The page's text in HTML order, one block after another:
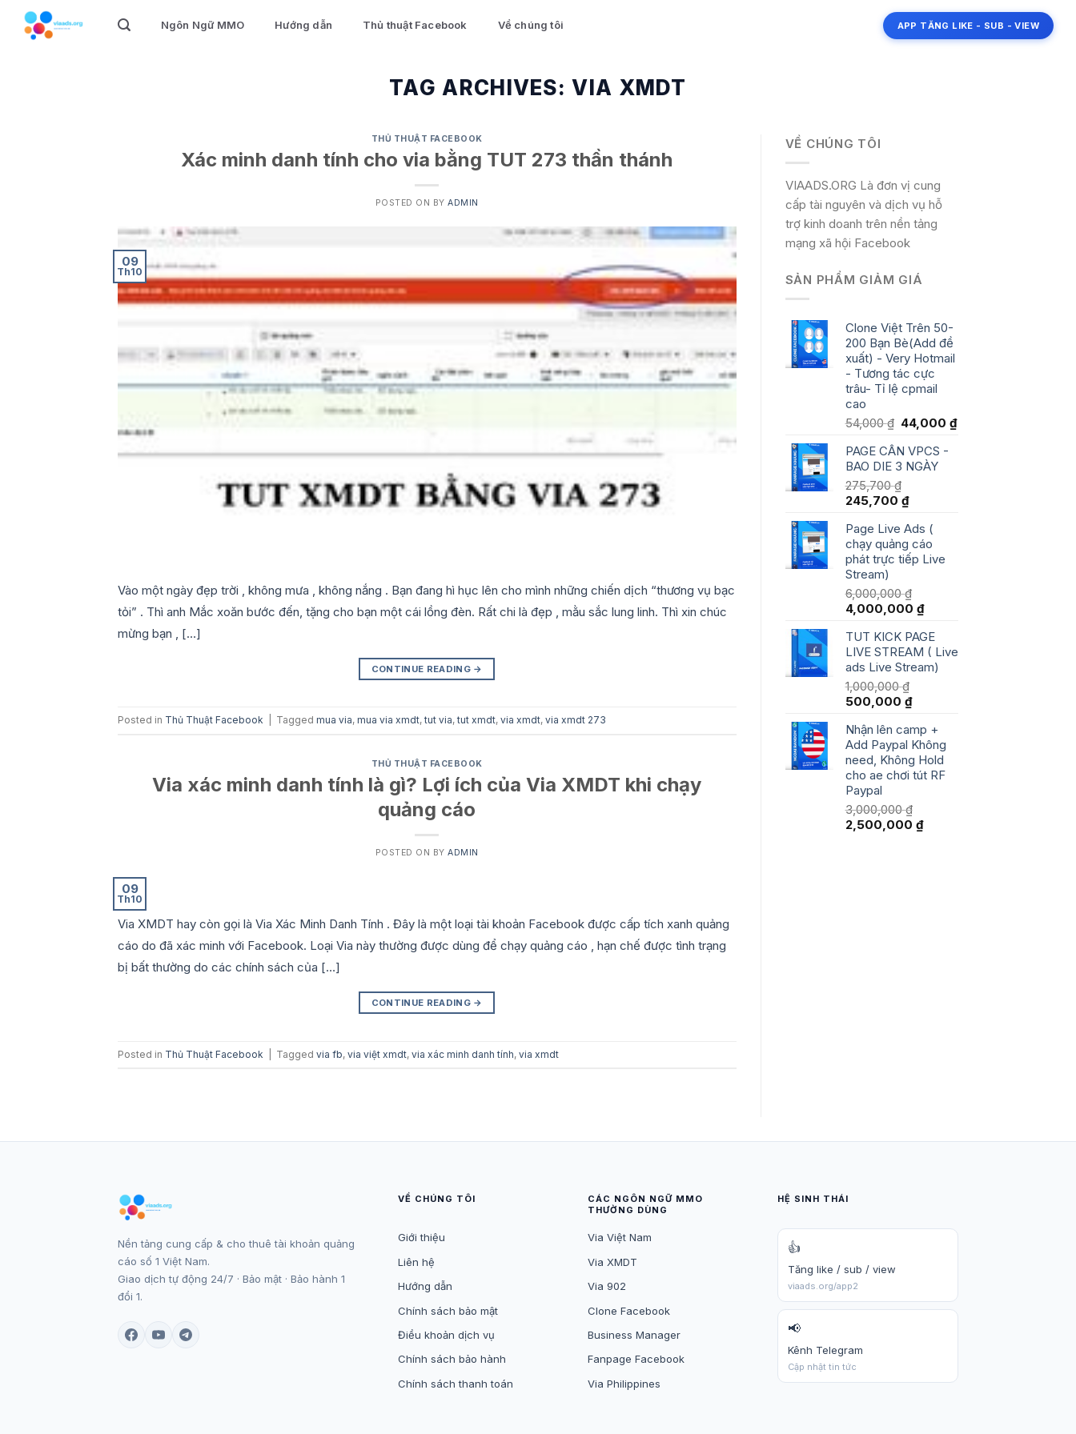
Ngôn Ngữ MMO Hướng dẫn Thủ thuật Facebook Về chúng tôi APP TĂNG LIKE - SUB - VIEW
TAG ARCHIVES:VIA XMDT
THỦ THUẬT FACEBOOK
Xác minh danh tính cho via bằng TUT 273 thần thánh
POSTED ON BYADMIN
09
Th10
Vào một ngày đẹp trời , không mưa , không nắng . Bạn đang hì hục lên cho mình những chiến dịch “thương vụ bạc
tỏi” . Thì anh Mắc xoăn bước đến, tặng cho bạn một cái lồng đèn. Rất chi là đẹp , mằu sắc lung linh. Thì xin chúc
mừng bạn , […]
CONTINUE READING →
Posted in Thủ Thuật Facebook Tagged mua via, mua via xmdt, tut via, tut xmdt, via xmdt, via xmdt 273
THỦ THUẬT FACEBOOK
Via xác minh danh tính là gì? Lợi ích của Via XMDT khi chạy
quảng cáo
POSTED ON BYADMIN
09
Th10
Via XMDT hay còn gọi là Via Xác Minh Danh Tính . Đây là một loại tài khoản Facebook được cấp tích xanh quảng
cáo do đã xác minh với Facebook. Loại Via này thường được dùng để chạy quảng cáo , hạn chế được tình trạng
bị bất thường do các chính sách của […]
CONTINUE READING →
Posted in Thủ Thuật Facebook Tagged via fb, via việt xmdt, via xác minh danh tính, via xmdt
VỀ CHÚNG TÔI
VIAADS.ORG Là đơn vị cung
cấp tài nguyên và dịch vụ hỗ
trợ kinh doanh trên nền tảng
mạng xã hội Facebook
SẢN PHẨM GIẢM GIÁ
Clone Việt Trên 50-
200 Bạn Bè(Add đề
xuất) - Very Hotmail
- Tương tác cực
trâu- Tỉ lệ cpmail
cao
54,000₫ Giá
là:
54,000 ₫.
44,000 ₫Giá
PAGE CÂN VPCS -
BAO DIE 3 NGÀY
275,700₫
Giá
là:
275,700 ₫.
245,700 ₫Giá
tại
là:
245,700 ₫.
Page Live Ads (
chạy quảng cáo
phát trực tiếp Live
Stream)
6,000,000₫
Giá
là:
6,000,000 ₫.
4,000,000 ₫Giá
tại
là:
4,000,000 ₫.
TUT KICK PAGE
LIVE STREAM ( Live
ads Live Stream)
1,000,000₫
Giá
là:
1,000,000 ₫.
500,000 ₫Giá
tại
là:
500,000 ₫.
Nhận lên camp +
Add Paypal Không
need, Không Hold
cho ae chơi tút RF
Paypal
3,000,000₫
Giá
2,500,000 ₫Giá
Nền tảng cung cấp & cho thuê tài khoản quảng
cáo số 1 Việt Nam.
Giao dịch tự động 24/7 · Bảo mật · Bảo hành 1
đổi 1.
VỀ CHÚNG TÔI
Giới thiệu
Liên hệ
Hướng dẫn
Chính sách bảo mật
Điều khoản dịch vụ
Chính sách bảo hành
Chính sách thanh toán
CÁC NGÔN NGỮ MMO
THƯỜNG DÙNG
Via Việt Nam
Via XMDT
Via 902
Clone Facebook
Business Manager
Fanpage Facebook
Via Philippines
HỆ SINH THÁI
👍
Tăng like / sub / view
viaads.org/app2
📢
Kênh Telegram
Cập nhật tin tức